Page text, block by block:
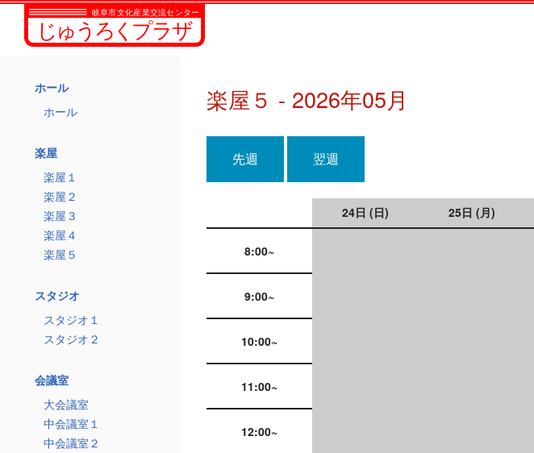
ホール
ホール
楽屋
楽屋１
楽屋２
楽屋３
楽屋４
楽屋５
スタジオ
スタジオ１
スタジオ２
会議室
大会議室
中会議室１
中会議室２
楽屋５ - 2026年05月
先週 翌週
24日 (日) 25日 (月)
8:00~
9:00~
10:00~
11:00~
12:00~